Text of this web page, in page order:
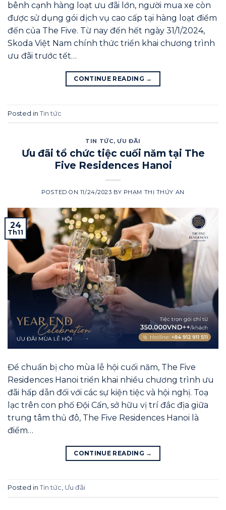
bênh cạnh hàng loạt ưu đãi lớn, người mua xe còn
được sử dụng gói dịch vụ cao cấp tại hàng loạt điểm
đến của The Five. Từ nay đến hết ngày 31/1/2024,
Skoda Việt Nam chính thức triển khai chương trình
ưu đãi trước tết…
CONTINUE READING →
Posted in Tin tức
TIN TỨC,ƯU ĐÃI
Ưu đãi tổ chức tiệc cuối năm tại The
Five Residences Hanoi
POSTED ON 11/24/2023 BY PHẠM THỊ THÚY AN
24
Th11
Để chuẩn bị cho mùa lễ hội cuối năm, The Five
Residences Hanoi triển khai nhiều chương trình ưu
đãi hấp dẫn đối với các sự kiện tiệc và hội nghị. Toạ
lạc trên con phố Đội Cấn, sở hữu vị trí đắc địa giữa
trung tâm thủ đô, The Five Residences Hanoi là
điểm…
CONTINUE READING →
Posted in Tin tức Ưu đãi